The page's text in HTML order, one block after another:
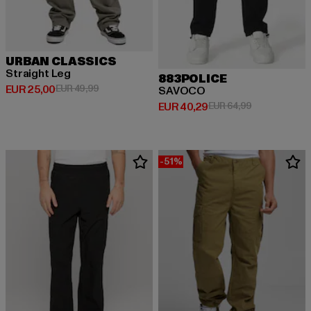
URBAN CLASSICS
Straight Leg
EUR 25,00
Derzeitiger Preis: EUR 25,00
EUR 49,99Aktionspreis: EUR 49,99
883POLICE
SAVOCO
EUR 40,29
Derzeitiger Preis: EUR 40,29
EUR 64,99Aktionspreis:
-51%